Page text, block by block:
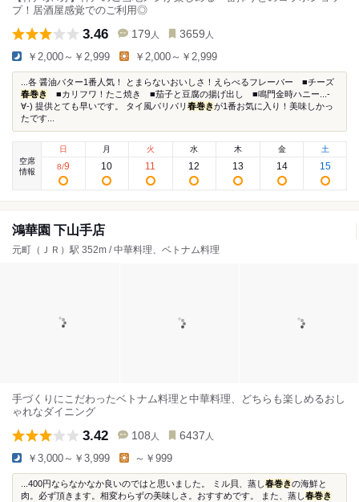
プ！居酒屋感覚でのご利用◎
3.46 179 人 3659 人
￥2,000～￥2,999 ￥2,000～￥2,999
...各 醤油バター1番人気！ とまらないおいしさ！えらべるフレーバー ■チーズ
春巻き
■カリフワ！たこ焼き ■茄子と豆腐の揚げ出し ■鳴門金時ハニー...-
∀-) 提供とても早いです。 タイ風パリパリ 春巻きが1番お気に入り！美味しかっ
たです...
空席
情報
日
8/9
月
10
火
11
水
12
木
13
金
14
土
15
鴻華園 下山手店
元町（ＪＲ）駅 352m / 中華料理、ベトナム料理
手づくりにこだわったベトナム料理と中華料理、どちらも楽しめるおし
ゃれなダイニング
3.42 108 人 6437 人
￥3,000～￥3,999 ～￥999
...400円ならなかなか良いのではと思いました。 ミル貝、蒸し春巻きの海鮮と
肉。必ず頂きます。相変わらずの美味しさ。おすすめです。 また、蒸し春巻き